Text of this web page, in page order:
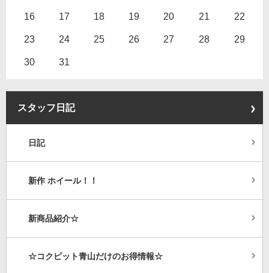
16 17 18 19 20 21 22
23 24 25 26 27 28 29
30 31
スタッフ日記
日記
新作 ホイール！！
新商品紹介☆
☆コクピット青山だけのお得情報☆